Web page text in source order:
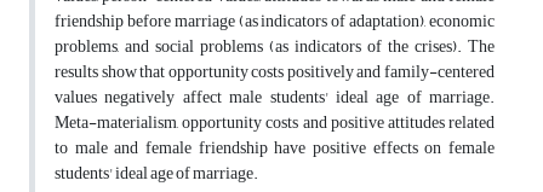
friendship before marriage (as indicators of adaptation), economic
problems, and social problems (as indicators of the crises). The
results show that opportunity costs positively and family-centered
values negatively affect male students' ideal age of marriage.
Meta-materialism, opportunity costs and positive attitudes related
to male and female friendship have positive effects on female
students' ideal age of marriage.